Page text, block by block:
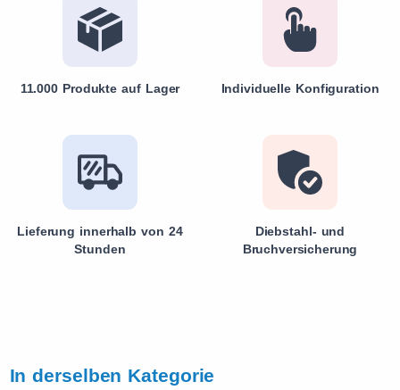
11.000 Produkte auf Lager Individuelle Konfiguration
Lieferung innerhalb von 24
Stunden
Diebstahl- und
Bruchversicherung
In derselben Kategorie